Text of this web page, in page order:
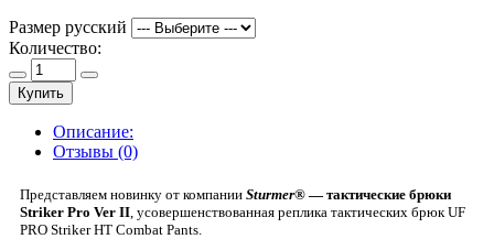
Размер русский
Количество:
Купить
Описание:
Отзывы (0)
Представляем новинку от компании Sturmer® — тактические брюки
Striker Pro Ver II , усовершенствованная реплика тактических брюк UF
PRO Striker HT Combat Pants.